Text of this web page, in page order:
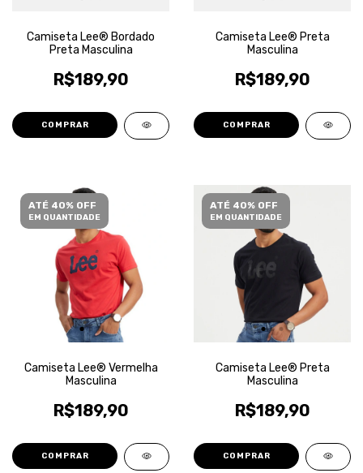
Camiseta Lee® Bordado
Preta Masculina
R$189,90
COMPRAR
Camiseta Lee® Preta
Masculina
R$189,90
COMPRAR
ATÉ 40% OFF
EM QUANTIDADE
Camiseta Lee® Vermelha
Masculina
R$189,90
COMPRAR
ATÉ 40% OFF
EM QUANTIDADE
Camiseta Lee® Preta
Masculina
R$189,90
COMPRAR